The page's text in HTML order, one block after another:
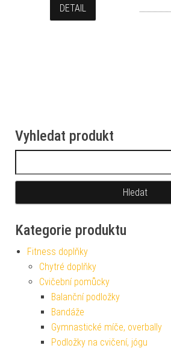
DETAIL
Vyhledat produkt
Kategorie produktu
Fitness doplňky
Chytré doplňky
Cvičební pomůcky
Balanční podložky
Bandáže
Gymnastické míče, overbally
Podložky na cvičení, jógu